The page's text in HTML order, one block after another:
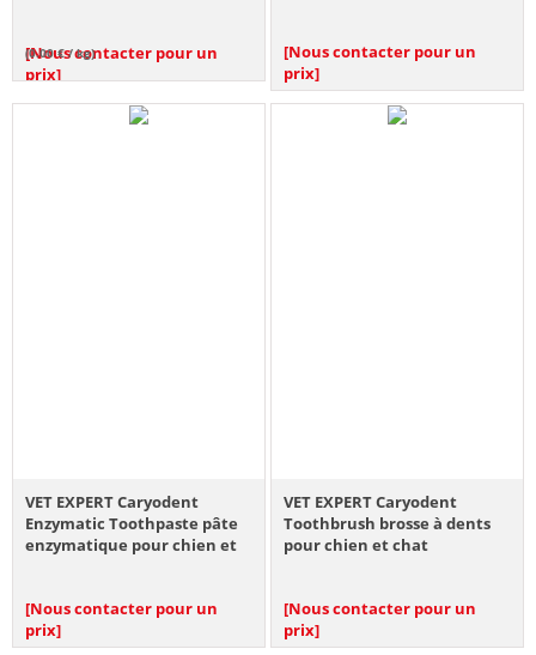
[Nous contacter pour un
prix]
(0.00 € / kg)
[Nous contacter pour un
prix]
VET EXPERT Caryodent
Enzymatic Toothpaste pâte
enzymatique pour chien et
[Nous contacter pour un
prix]
VET EXPERT Caryodent
Toothbrush brosse à dents
pour chien et chat
[Nous contacter pour un
prix]